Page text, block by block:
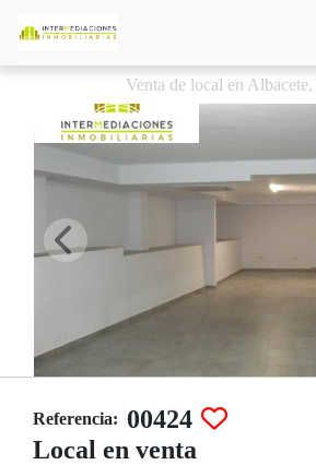
Venta de local en
Referencia: 00424
Local en venta